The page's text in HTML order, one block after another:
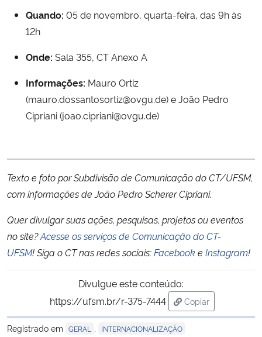
Quando: 05 de novembro, quarta-feira, das 9h às
12h
Onde: Sala 355, CT Anexo A
Informações: Mauro Ortiz
(mauro.dossantosortiz@ovgu.de) e João Pedro
Cipriani (joao.cipriani@ovgu.de)
Texto e foto por Subdivisão de Comunicação do CT/UFSM,
com informações de João Pedro Scherer Cipriani.
Quer divulgar suas ações, pesquisas, projetos ou eventos
no site?Acesse os serviços de Comunicação do CT-
UFSM!Siga o CT nas redes sociais:Facebooke Instagram!
Divulgue este conteúdo:
https://ufsm.br/r-375-7444
Copiar
para área de
Registrado em GERAL INTERNACIONALIZAÇÃO